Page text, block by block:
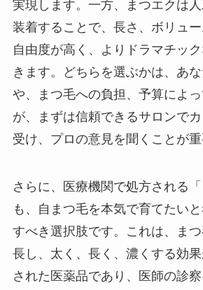
実現します。一方、まつエクは
装着することで、長さ、ボリュ
自由度が高く、よりドラマチッ
きます。どちらを選ぶかは、あ
や、まつ毛への負担、予算によ
が、まずは信頼できるサロンで
受け、プロの意見を聞くことが重
さらに、医療機関で処方される「
も、自まつ毛を本気で育てたい
すべき選択肢です。これは、ま
長し、太く、長く、濃くする効
された医薬品であり、医師の診